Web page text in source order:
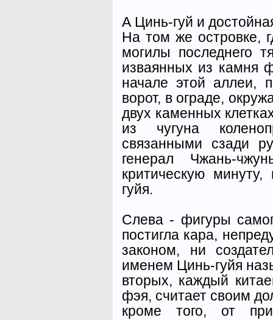
А Цинь-гуй и
На том же островке,
могилы последнего
изваянных из камня
начале этой аллеи,
ворот, в ограде,
двух каменных
из чугуна
связанными сзади
генерал Чжань-
критическую
гуйя.
Слева - фигуры
постигла кара,
законом, ни
именем Цинь-гуйя
вторых, каждый
фэя, считает своим
кроме того, от